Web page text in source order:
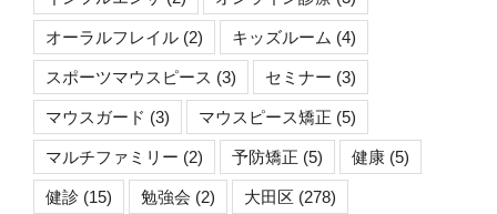
オーラルフレイル (2) キッズルーム (4)
スポーツマウスピース (3) セミナー (3)
マウスガード (3) マウスピース矯正 (5)
マルチファミリー (2) 予防矯正 (5) 健康 (5)
健診 (15) 勉強会 (2) 大田区 (278)